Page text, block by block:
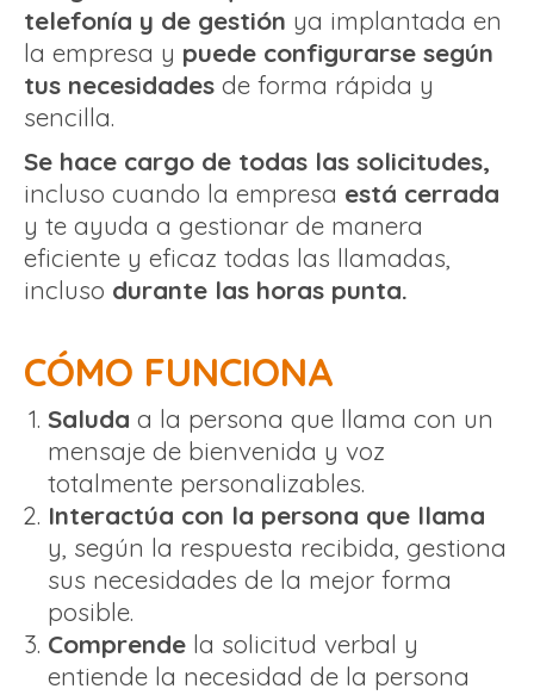
telefonía y de gestión ya implantada en
la empresa y puede configurarse según
tus necesidades de forma rápida y
sencilla.
Se hace cargo de todas las solicitudes,
incluso cuando la empresa está cerrada
y te ayuda a gestionar de manera
eficiente y eficaz todas las llamadas,
incluso durante las horas punta.
CÓMO FUNCIONA
Saluda a la persona que llama con un
mensaje de bienvenida y voz
totalmente personalizables.
Interactúa con la persona que llama
y, según la respuesta recibida, gestiona
sus necesidades de la mejor forma
posible.
Comprende la solicitud verbal y
entiende la necesidad de la persona